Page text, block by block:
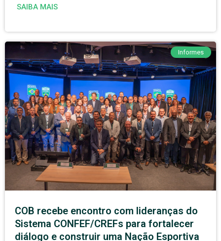
SAIBA MAIS
Informes
COB recebe encontro com lideranças do
Sistema CONFEF/CREFs para fortalecer
diálogo e construir uma Nação Esportiva